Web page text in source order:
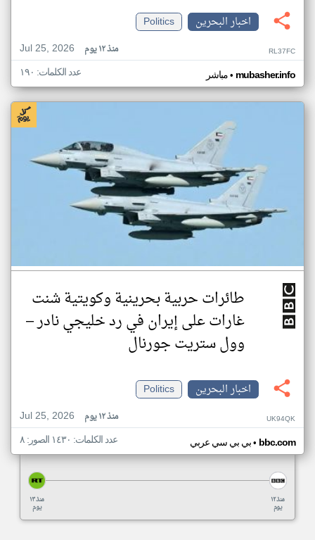
اخبار البحرين
Politics
Jul 25, 2026
منذ ١٢ يوم RL37FC
مباشر• mubasher.info عدد الكلمات: ١٩٠
طائرات حربية بحرينية وكويتية شنت
غارات على إيران في رد خليجي نادر –
وول ستريت جورنال
اخبار البحرين
Politics
Jul 25, 2026
منذ ١٢ يوم UK94QK
بي بي سي عربي• bbc.com عدد الكلمات: ١٤٣٠ الصور: ٨
منذ ١٣
يوم
منذ ١٢
يوم